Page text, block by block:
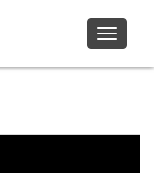
Toggle